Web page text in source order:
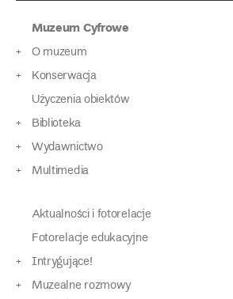
Muzeum Cyfrowe
O muzeum
Konserwacja
Użyczenia obiektów
Biblioteka
Wydawnictwo
Multimedia
Aktualności i fotorelacje
Fotorelacje edukacyjne
Intrygujące!
Muzealne rozmowy